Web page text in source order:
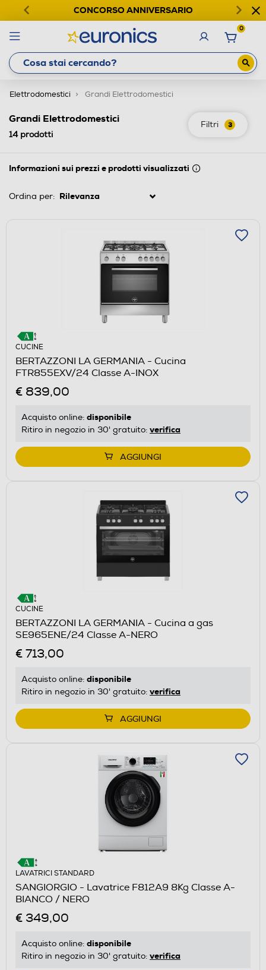
CONCORSO ANNIVERSARIO
0
Elettrodomestici Grandi Elettrodomestici
Filtri 3
Grandi Elettrodomestici
14prodotti
Informazioni sui prezzi e prodotti visualizzati
Ordina per:
CUCINE
BERTAZZONI LA GERMANIA - Cucina
FTR855EXV/24 Classe A-INOX
€ 839,00
Acquisto online: disponibile
Ritiro in negozio in 30' gratuito: verifica
AGGIUNGI
CUCINE
BERTAZZONI LA GERMANIA - Cucina a gas
SE965ENE/24 Classe A-NERO
€ 713,00
Acquisto online: disponibile
Ritiro in negozio in 30' gratuito: verifica
AGGIUNGI
LAVATRICI STANDARD
SANGIORGIO - Lavatrice F812A9 8Kg Classe A-
BIANCO / NERO
€ 349,00
Acquisto online: disponibile
Ritiro in negozio in 30' gratuito: verifica